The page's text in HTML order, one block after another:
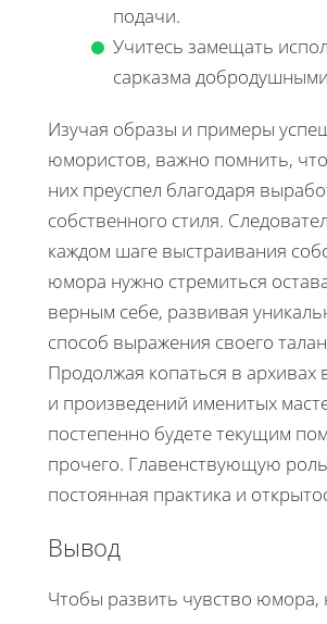
подачи.
Учитесь замещать
сарказма
Изучая образы и примеры
юмористов, важно помнить,
них преуспел благодаря
собственного стиля.
каждом шаге выстраивания
юмора нужно стремиться
верным себе, развивая
способ выражения своего
Продолжая копаться в архивах
и произведений именитых
постепенно будете текущим
прочего. Главенствующую
постоянная практика и
Вывод
Чтобы развить чувство юмора,